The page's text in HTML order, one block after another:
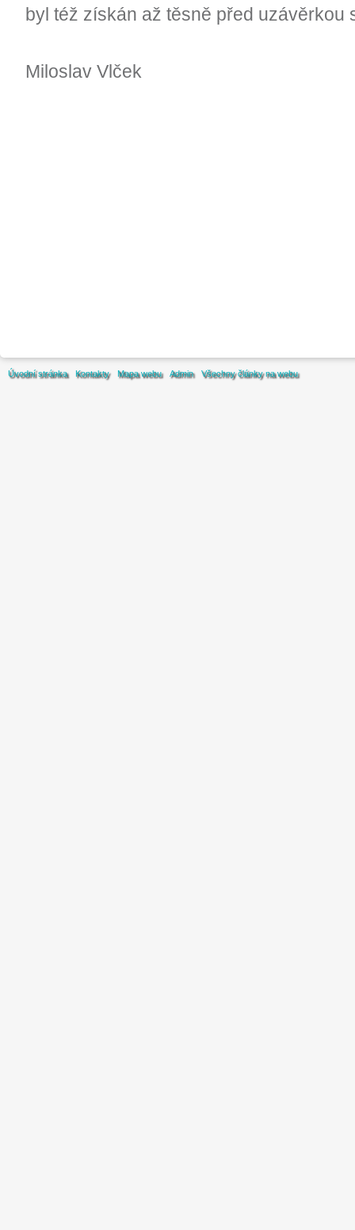
byl též získán až těsně před uzávěrkou
Miloslav Vlček
Úvodní stránka Kontakty Mapa webu Admin Všechny články na webu